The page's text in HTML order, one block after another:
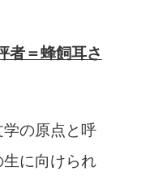
＝蜂飼耳さ
学の原点と呼
に向けられ